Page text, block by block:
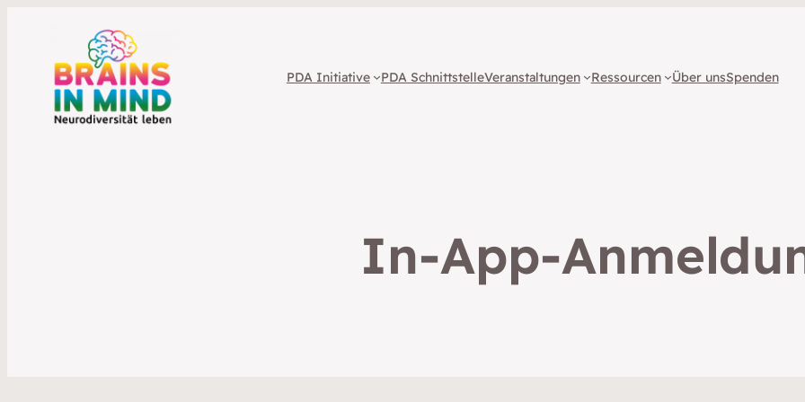
PDA Initiative PDA SchnittstelleVeranstaltungen Ressourcen Über unsSpenden
In-App-